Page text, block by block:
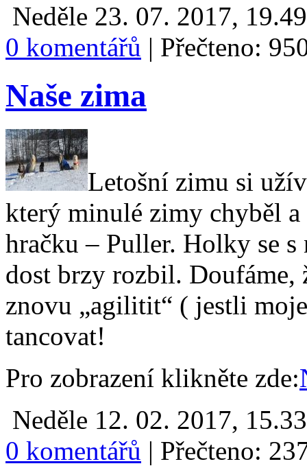
Neděle 23. 07. 2017,
0 komentářů | Přečteno:
Naše zima
Letošní zimu si
který minulé zimy chyběl
hračku – Puller. Holky se
dost brzy rozbil. Doufáme,
znovu „agilitit“ ( jestli
tancovat!
Pro zobrazení klikněte zde:
Neděle 12. 02. 2017,
0 komentářů | Přečteno: